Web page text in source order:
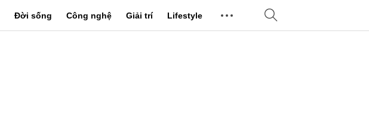
Đời sống Công nghệ Giải trí Lifestyle